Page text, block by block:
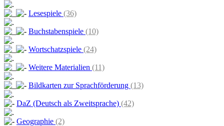
Lesespiele (36)
Buchstabenspiele (10)
Wortschatzspiele (24)
Weitere Materialien (11)
Bildkarten zur Sprachförderung (13)
DaZ (Deutsch als Zweitsprache) (42)
Geographie (2)